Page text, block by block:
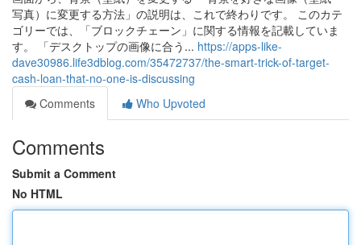
写真）に変更する方法」の説明は、これで終わりです。 このカテ
ゴリーでは、「ブロックチェーン」に関する情報を記載していま
す。 「デスクトップの画像に合う... https://apps-like-
dave30986.life3dblog.com/35472737/the-smart-trick-of-target-
cash-loan-that-no-one-is-discussing
Comments
Who Upvoted
Comments
Submit a Comment
No HTML